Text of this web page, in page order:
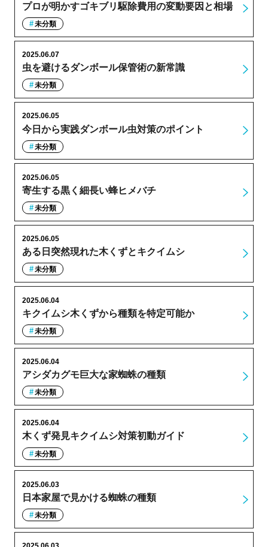
プロが明かすゴキブリ駆除費用の変動要因と相場
未分類
虫を避けるダンボール保管術の新常識
2025.06.07
未分類
今日から実践ダンボール虫対策のポイント
2025.06.05
未分類
寄生する黒く細長い蜂ヒメバチ
2025.06.05
未分類
ある日突然現れた木くずとキクイムシ
2025.06.05
未分類
キクイムシ木くずから種類を特定可能か
2025.06.04
未分類
アシダカグモ巨大な家蜘蛛の種類
2025.06.04
未分類
木くず発見キクイムシ対策初動ガイド
2025.06.04
未分類
日本家屋で見かける蜘蛛の種類
2025.06.03
未分類